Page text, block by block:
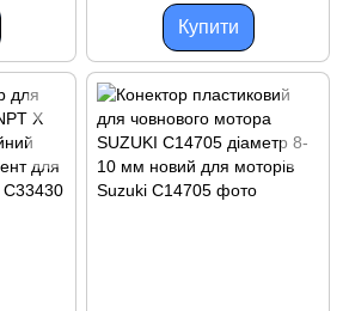
Купити